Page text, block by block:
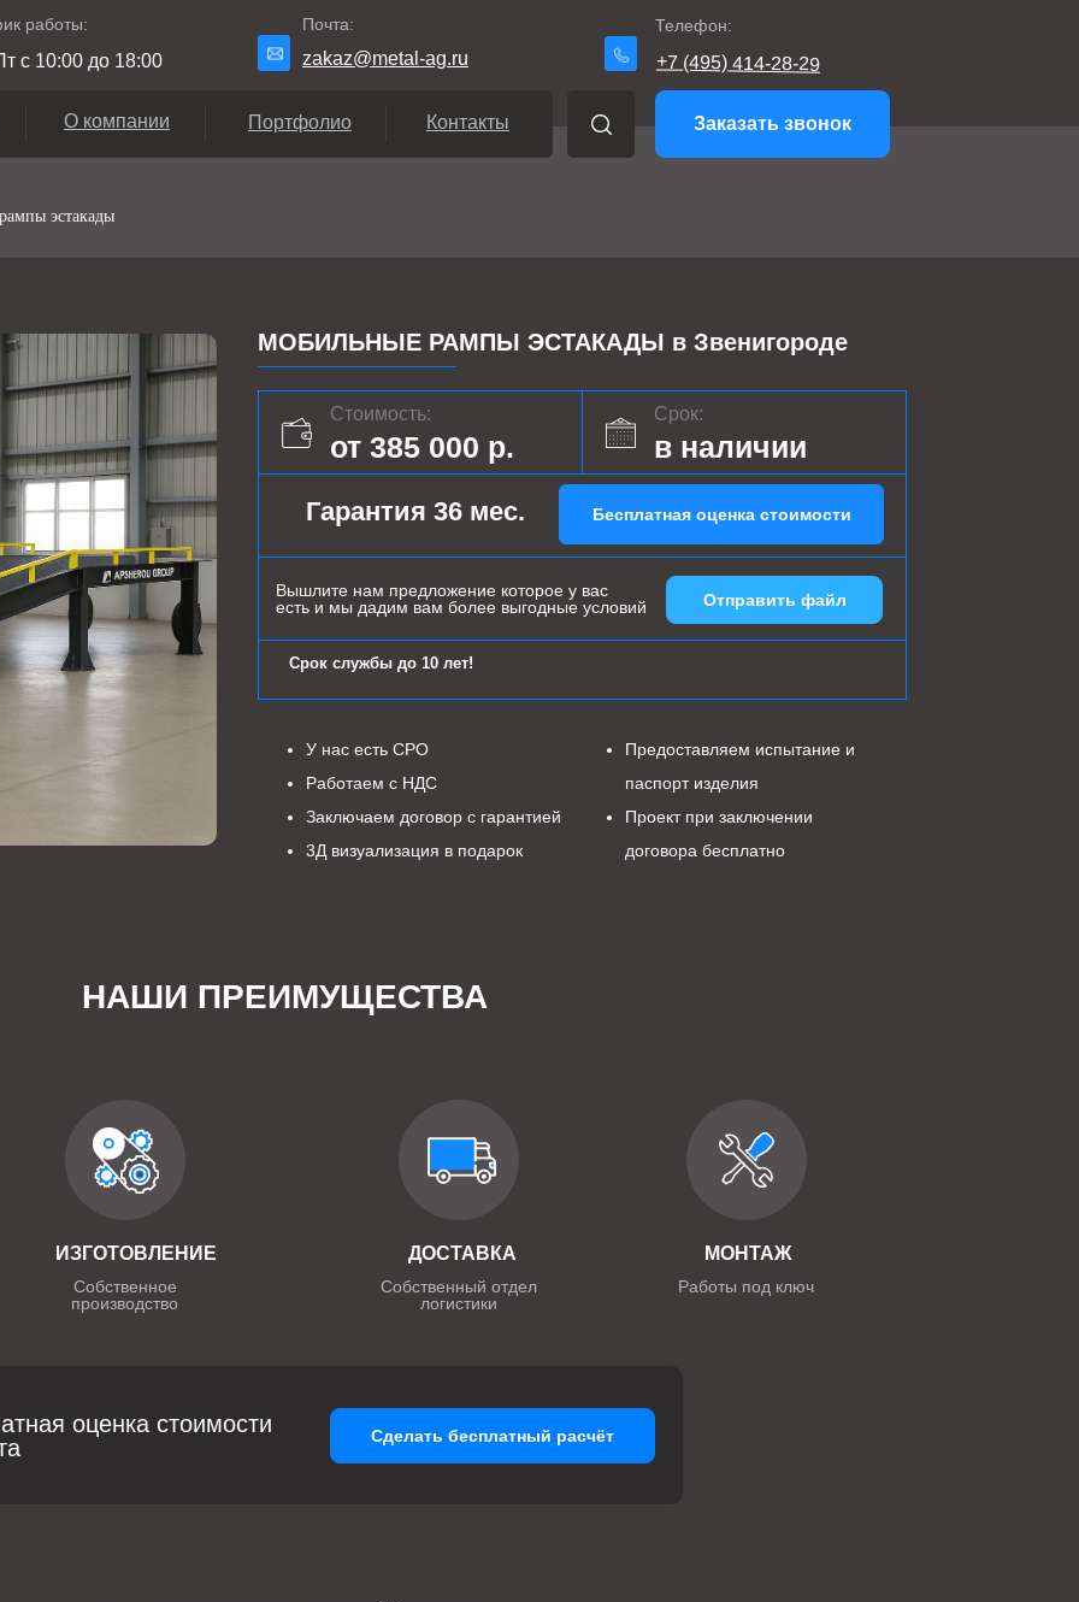
Телефон:
+7 (495) 414-28-29
Почта:
zakaz@metal-ag.ru
работы:
с 10:00 до 18:00
Контакты
Портфолио
О компании Заказать звонок
эстакады
МОБИЛЬНЫЕ РАМПЫ ЭСТАКАДЫ в Звенигороде
Срок:
в наличии
Стоимость:
от 385 000 р.
Гарантия 36 мес. Бесплатная оценка стоимости
Вышлите нам предложение которое у вас
есть и мы дадим вам более выгодные условий
Срок службы до 10 лет!
Предоставляем испытание и
паспорт изделия
Проект при заключении
договора бесплатно
У нас есть СРО
Работаем с НДС
Заключаем договор с гарантией
3Д визуализация в подарок
Отправить файл
НАШИ ПРЕИМУЩЕСТВА
ИЗГОТОВЛЕНИЕ
Собственное
производство
ДОСТАВКА
Собственный отдел
логистики
МОНТАЖ
Работы под ключ
оценка стоимости
Сделать бесплатный расчёт